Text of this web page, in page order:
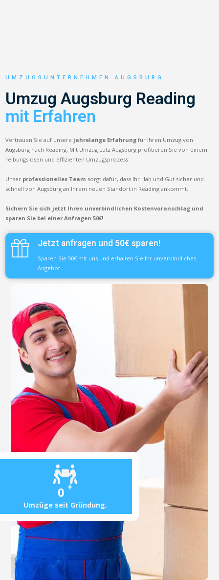
0 +
Umzüge seit Gründung.
UMZUGSUNTERNEHMEN AUGSBURG
Umzug Augsburg Reading
mit Erfahren
Vertrauen Sie auf unsere jahrelange Erfahrung für Ihren Umzug von
Augsburg nach Reading. Mit Umzug Lutz Augsburg profitieren Sie von einem
reibungslosen und effizienten Umzugsprozess.
Unser professionelles Team sorgt dafür, dass Ihr Hab und Gut sicher und
schnell von Augsburg an Ihrem neuen Standort in Reading ankommt.
Sichern Sie sich jetzt Ihren unverbindlichen Kostenvoranschlag und
sparen Sie bei einer Anfragen 50€!
Jetzt anfragen und 50€ sparen!
Sparen Sie 50€ mit uns und erhalten Sie Ihr unverbindliches
Angebot.